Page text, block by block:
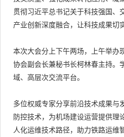
贯彻习近平总书记关于科技强国、
产业创新深度融合，让科技成果切
本次大会分上下午两场，上午举办
协会副会长兼秘书长柯林春主持。
域、高层次交流平台。
多位权威专家分享前沿技术成果与
防控技术，为机场建设运营提供理
人化运维技术路径，助力铁路运维